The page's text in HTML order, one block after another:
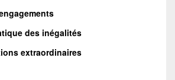
des inégalités
extraordinaires